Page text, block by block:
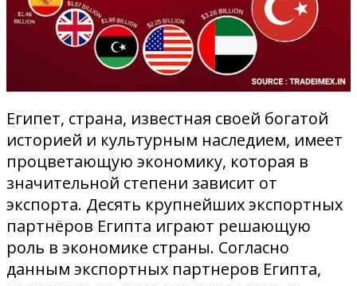
Египет, страна, известная своей богатой
историей и культурным наследием, имеет
процветающую экономику, которая в
значительной степени зависит от
экспорта. Десять крупнейших экспортных
партнёров Египта играют решающую
роль в экономике страны. Согласно
данным экспортных партнеров Египта,